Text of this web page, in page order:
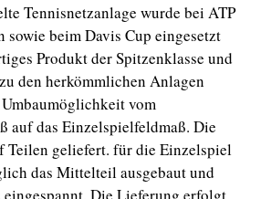
Tennisnetzanlage wurde bei ATP
sowie beim Davis Cup eingesetzt
Produkt der Spitzenklasse und
den herkömmlichen Anlagen
vom
auf das Einzelspielfeldmaß. Die
geliefert. für die Einzelspiel
das Mittelteil ausgebaut und
Die Lieferung erfolgt